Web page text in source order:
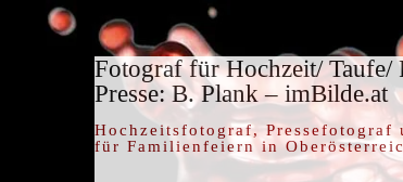
Fotograf für Hochzeit/ Taufe/
Presse: B. Plank – imBilde.at
Hochzeitsfotograf, Pressefotograf
für Familienfeiern in